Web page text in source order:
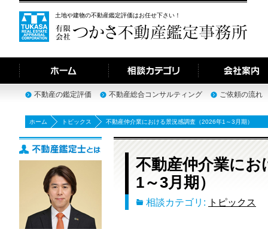
土地や建物の不動産鑑定評価はお任せ下さい！
不動産の鑑定評価 不動産総合コンサルティング ご依頼の流れ
ホーム トピックス 不動産仲介業における景況感調査（2026年1～3月期）
不動産仲介業にお
1～3月期）
相談カテゴリ: トピックス